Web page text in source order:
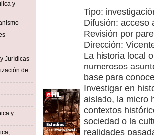
y
Jurídicas
de
y
Tipo:
Difusión: acceso
Revisión por
Dirección:
La historia local
numerosos
base para
Investigar en
aislado, la micro
contextos
sociedad o la
realidades